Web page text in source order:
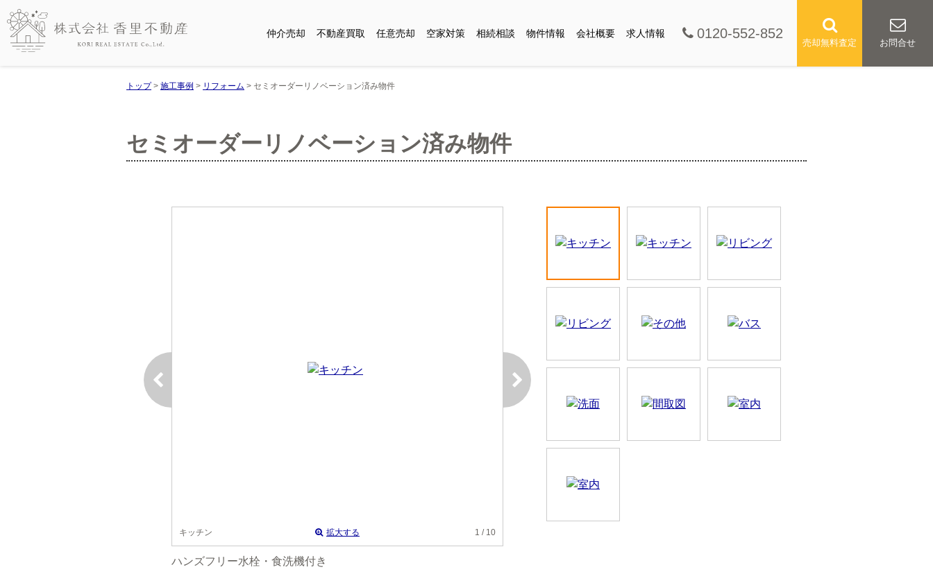
仲介売却 不動産買取 任意売却 空家対策 相続相談 物件情報 会社概要 求人情報 0120-552-852
売却無料査定 お問合せ
トップ> 施工事例 > リフォーム > セミオーダーリノベーション済み物件
セミオーダーリノベーション済み物件
キッチン 拡大する 1 / 10
ハンズフリー水栓・食洗機付き